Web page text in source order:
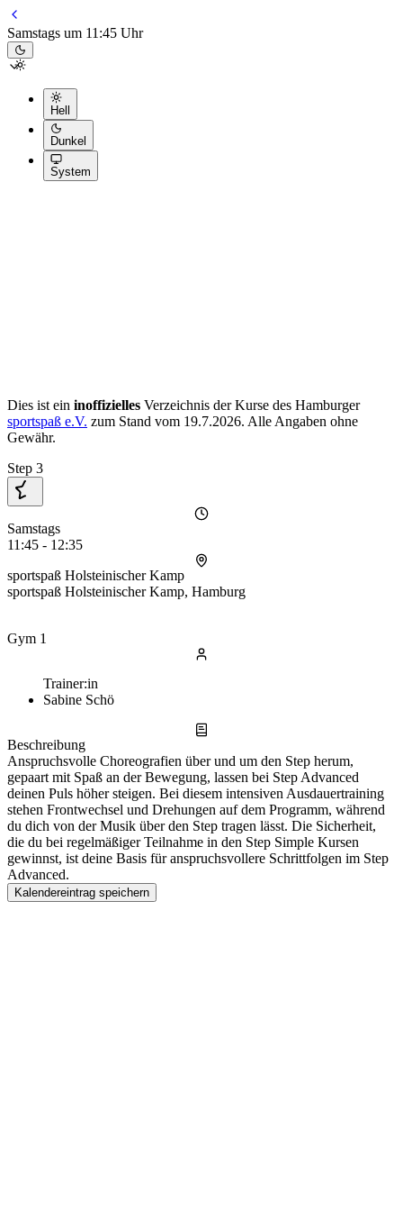
Samstags um 11:45 Uhr
Hell
Dunkel
System
Dies ist ein inoffizielles Verzeichnis der Kurse des Hamburger
sportspaß e.V. zum Stand vom 19.7.2026. Alle Angaben ohne
Gewähr.
Step 3
Samstags
11:45 - 12:35
sportspaß Holsteinischer Kamp
sportspaß Holsteinischer Kamp, Hamburg
Gym 1
Trainer:in
Sabine Schö
Beschreibung
Anspruchsvolle Choreografien über und um den Step herum,
gepaart mit Spaß an der Bewegung, lassen bei Step Advanced
deinen Puls höher steigen. Bei diesem intensiven Ausdauertraining
stehen Frontwechsel und Drehungen auf dem Programm, während
du dich von der Musik über den Step tragen lässt. Die Sicherheit,
die du bei regelmäßiger Teilnahme in den Step Simple Kursen
gewinnst, ist deine Basis für anspruchsvollere Schrittfolgen im Step
Advanced.
Kalendereintrag speichern